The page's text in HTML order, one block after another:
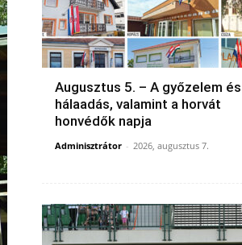
Augusztus 5. – A győzelem és
hálaadás, valamint a horvát
honvédők napja
Adminisztrátor - 2026, augusztus 7.